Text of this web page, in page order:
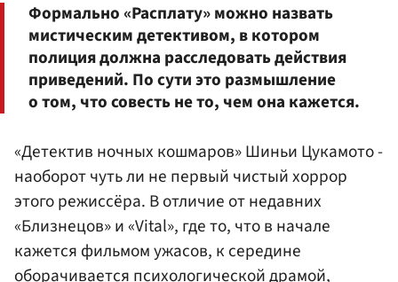
Формально «Расплату» можно назвать
мистическим детективом, в котором
полиция должна расследовать действия
приведений. По сути это размышление
о том, что совесть не то, чем она кажется.
«Детектив ночных кошмаров» Шиньи Цукамото -
наоборот чуть ли не первый чистый хоррор
этого режиссёра. В отличие от недавних
«Близнецов» и «Vital», где то, что в начале
кажется фильмом ужасов, к середине
оборачивается психологической драмой,